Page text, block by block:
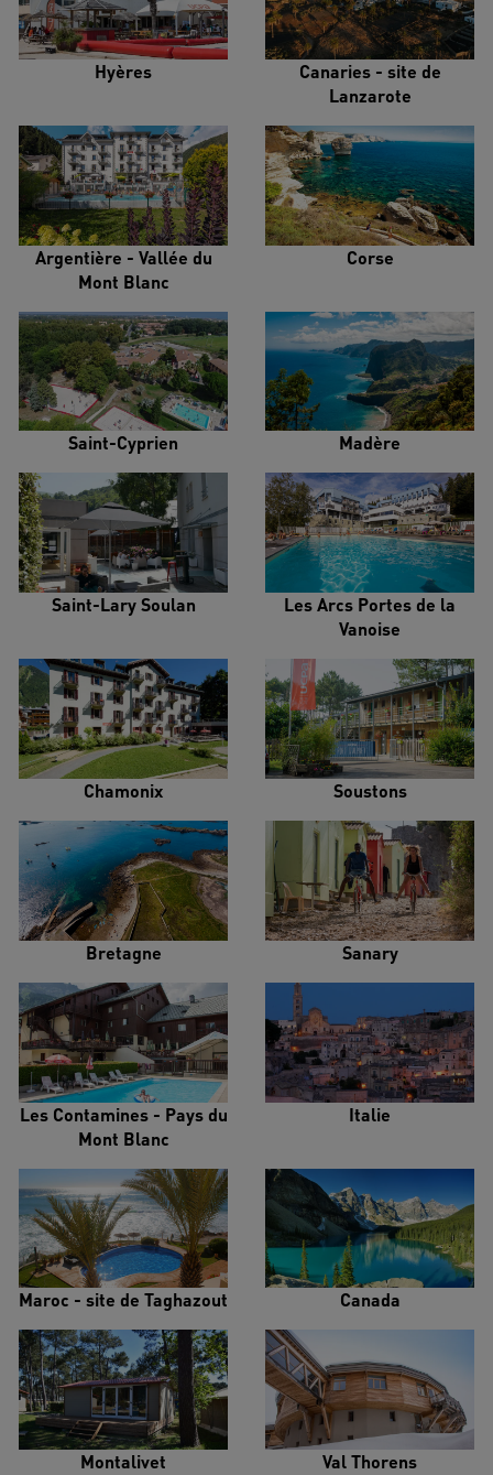
Hyères
Canaries - site de
Lanzarote
Argentière - Vallée du
Mont Blanc
Corse
Saint-Cyprien Madère
Saint-Lary Soulan
Les Arcs Portes de la
Vanoise
Chamonix Soustons
Bretagne Sanary
Les Contamines - Pays du
Mont Blanc
Italie
Maroc - site de Taghazout Canada
Montalivet Val Thorens